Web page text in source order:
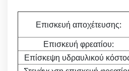
Επισκευή αποχέτευσης:
Επισκευή φρεατίου:
Επίσκεψη υδραυλικού